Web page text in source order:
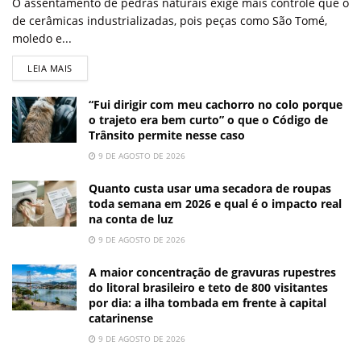
de cerâmicas industrializadas, pois peças como São Tomé,
moledo e...
LEIA MAIS
“Fui dirigir com meu cachorro no colo porque
o trajeto era bem curto” o que o Código de
Trânsito permite nesse caso
9 DE AGOSTO DE 2026
Quanto custa usar uma secadora de roupas
toda semana em 2026 e qual é o impacto real
na conta de luz
9 DE AGOSTO DE 2026
A maior concentração de gravuras rupestres
do litoral brasileiro e teto de 800 visitantes
por dia: a ilha tombada em frente à capital
catarinense
9 DE AGOSTO DE 2026